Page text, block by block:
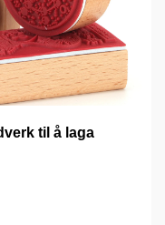
til å laga